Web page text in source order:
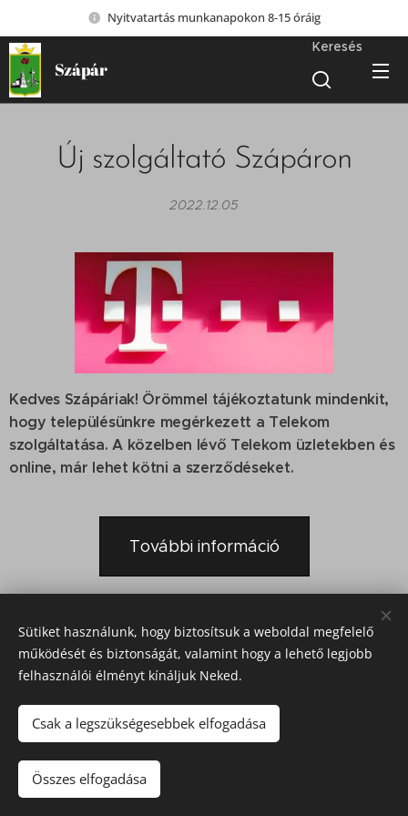
Nyitvatartás munkanapokon 8-15 óráig
Szápár
Keresés
Új szolgáltató Szápáron
2022.12.05
Kedves Szápáriak! Örömmel tájékoztatunk mindenkit,
hogy településünkre megérkezett a Telekom
szolgáltatása. A közelben lévő Telekom üzletekben és
online, már lehet kötni a szerződéseket.
További információ
2022. Szápár Község Önkormányzata © Minden jog fenntartva.
Sütiket használunk, hogy biztosítsuk a weboldal megfelelő
működését és biztonságát, valamint hogy a lehető legjobb
felhasználói élményt kínáljuk Neked.
Csak a legszükségesebbek elfogadása
Összes elfogadása